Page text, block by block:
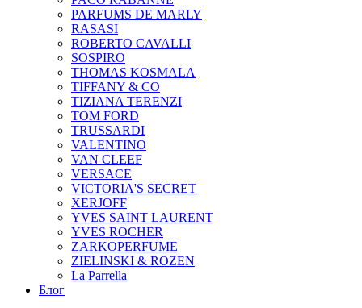
PARFUMS DE MARLY
RASASI
ROBERTO CAVALLI
SOSPIRO
THOMAS KOSMALA
TIFFANY & CO
TIZIANA TERENZI
TOM FORD
TRUSSARDI
VALENTINO
VAN CLEEF
VERSACE
VICTORIA'S SECRET
XERJOFF
YVES SAINT LAURENT
YVES ROCHER
ZARKOPERFUME
ZIELINSKI & ROZEN
La Parrella
Блог